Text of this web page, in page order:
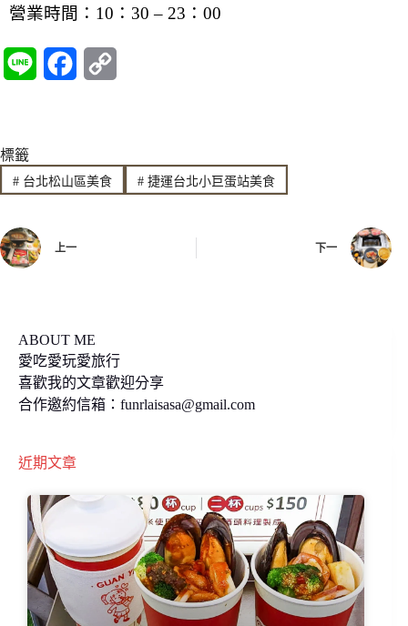
營業時間：10：30 – 23：00
e e
b
y
L
標籤
#台北松山區美食 #捷運台北小巨蛋站美食
上一 下一
ABOUT ME
愛吃愛玩愛旅行
喜歡我的文章歡迎分享
合作邀約信箱： funrlaisasa@gmail.com
近期文章